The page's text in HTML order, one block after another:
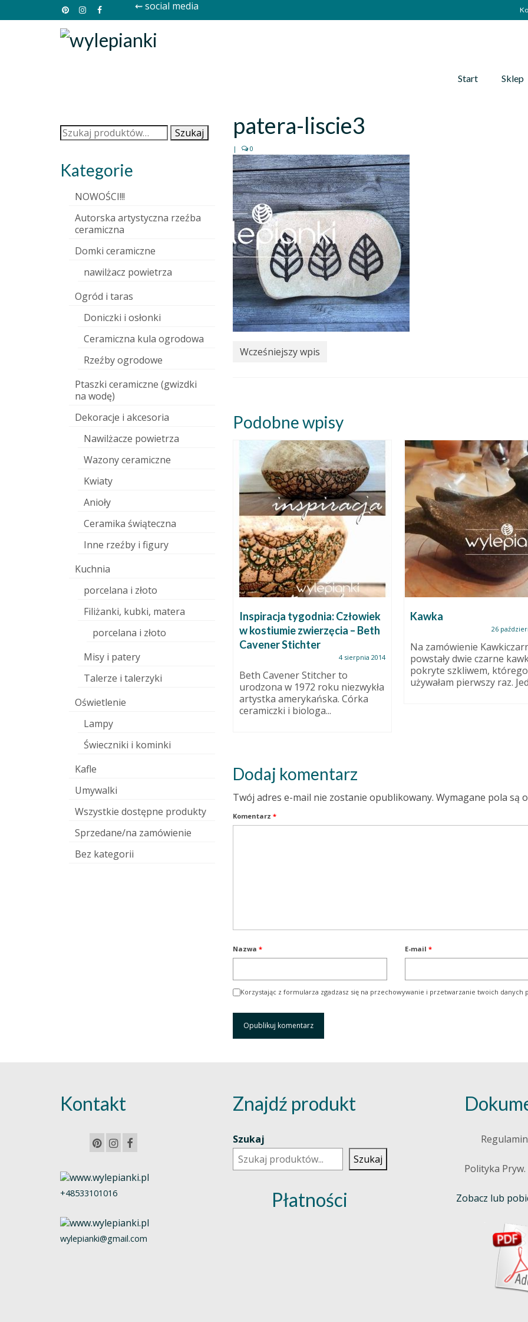
⇜ social media
Start Sklep
patera-liscie3
| 0
Wcześniejszy wpis
Podobne wpisy
Inspiracja tygodnia: Człowiek
w kostiumie zwierzęcia – Beth
Beth Cavener Stitcher to
urodzona w 1972 roku niezwykła
artystka amerykańska. Córka
ceramiczki i biologa...
Kawka
26 października 2013
Na zamówienie Kawkiczarnej
powstały dwie czarne kawki. Obie
pokryte szkliwem, którego
używałam pierwszy raz. Jednym...
Chcesz prawdziwych
unikatów? Zainteresuj
ceramiką agatową!
12
Wiadomo, każdy ceramik Ci
powie, że każda jego
Dodaj komentarz
Twój adres e-mail nie zostanie opublikowany. Wymagane pola są
Komentarz *
Nazwa * E-mail *
Korzystając z formularza zgadzasz się na przechowywanie i przetwarzanie twoich danych
Szukaj: Szukaj
Kategorie
NOWOŚCI!!!
Autorska artystyczna rzeźba
ceramiczna
Domki ceramiczne
nawilżacz powietrza
Ogród i taras
Doniczki i osłonki
Ceramiczna kula ogrodowa
Rzeźby ogrodowe
Ptaszki ceramiczne (gwizdki
na wodę)
Dekoracje i akcesoria
Nawilżacze powietrza
Wazony ceramiczne
Kwiaty
Anioły
Ceramika świąteczna
Inne rzeźby i figury
Kuchnia
porcelana i złoto
Filiżanki, kubki, matera
porcelana i złoto
Misy i patery
Talerze i talerzyki
Oświetlenie
Lampy
Świeczniki i kominki
Kafle
Umywalki
Wszystkie dostępne produkty
Sprzedane/na zamówienie
Bez kategorii
Kontakt
+48533101016
wylepianki@gmail.com
Znajdź produkt
Szukaj
Szukaj
Płatności
Polityka Pryw.
Zobacz lub